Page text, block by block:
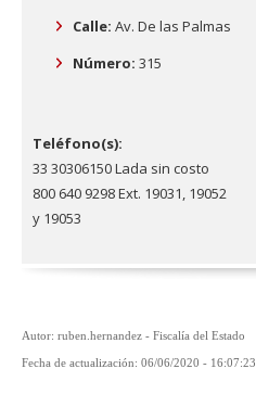
Calle: Av. De las Palmas
Número: 315
Teléfono(s):
33 30306150 Lada sin costo
800 640 9298 Ext. 19031, 19052
y 19053
Autor: ruben.hernandez - Fiscalía del Estado
Fecha de actualización: 06/06/2020 - 16:07:23